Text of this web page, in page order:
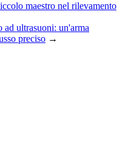
maestro nel rilevamento
ad ultrasuoni: un'arma
preciso →